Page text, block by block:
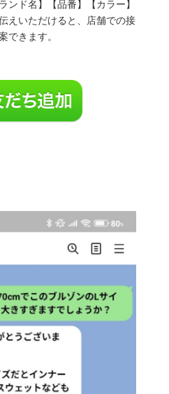
ンド名】【品番】【カラー】
えいただけると、店舗での接
できます。